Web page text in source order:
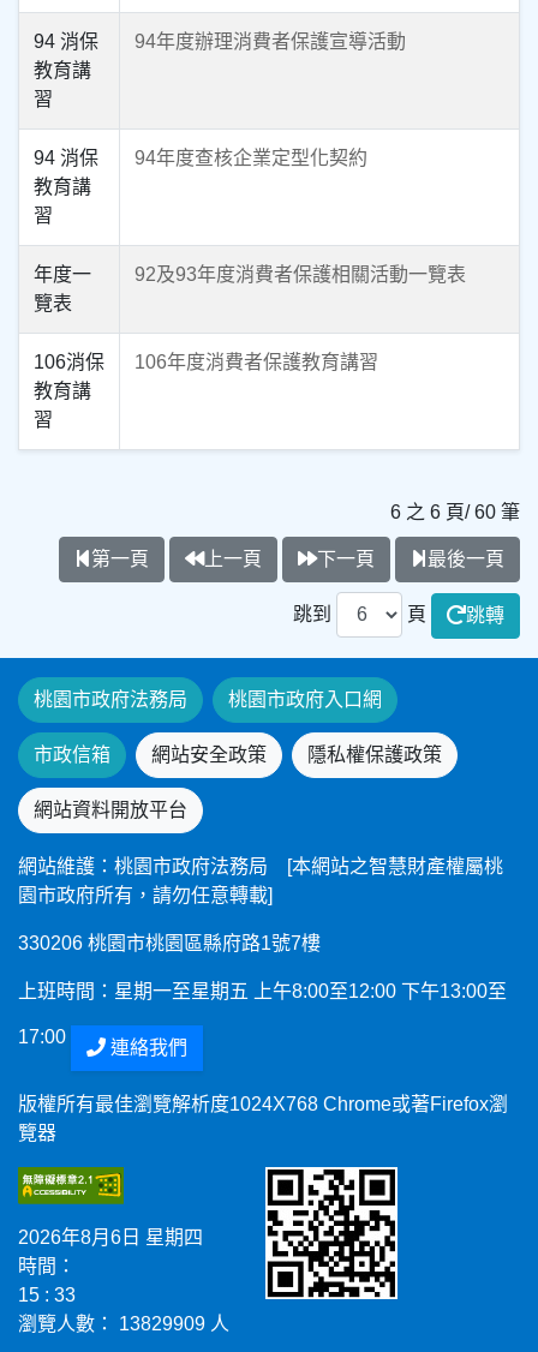
94 消保
教育講
習
94年度辦理消費者保護宣導活動
94 消保
教育講
習
94年度查核企業定型化契約
年度一
覽表
92及93年度消費者保護相關活動一覽表
106消保
教育講
習
106年度消費者保護教育講習
6 之 6 頁/ 60 筆
第一頁 上一頁 下一頁 最後一頁
跳到 頁 跳轉
桃園市政府法務局 桃園市政府入口網
市政信箱 網站安全政策 隱私權保護政策
網站資料開放平台
網站維護：桃園市政府法務局 [本網站之智慧財產權屬桃
園市政府所有，請勿任意轉載]
330206 桃園市桃園區縣府路1號7樓
上班時間：星期一至星期五 上午8:00至12:00 下午13:00至
17:00
連絡我們
版權所有最佳瀏覽解析度1024X768 Chrome或著Firefox瀏
覽器
2026年8月6日 星期四
時間：
15 : 33
瀏覽人數： 13829909 人